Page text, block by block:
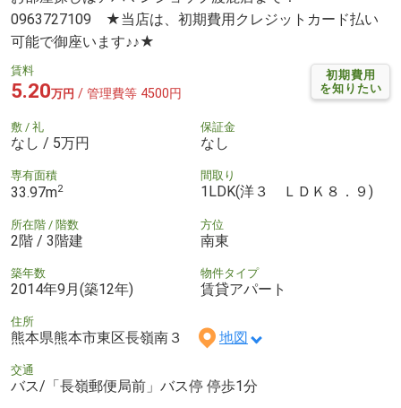
0963727109 ★当店は、初期費用クレジットカード払い
可能で御座います♪♪★
初期費用
を知りたい
賃料
5.20万円 / 管理費等 4500円
敷 / 礼
なし / 5万円
保証金
なし
専有面積
33.97m2
間取り
1LDK(洋３ ＬＤＫ８．９)
所在階 / 階数
2階 / 3階建
方位
南東
築年数
2014年9月(築12年)
物件タイプ
賃貸アパート
住所
熊本県熊本市東区長嶺南３ 地図
交通
バス/「長嶺郵便局前」バス停 停歩1分